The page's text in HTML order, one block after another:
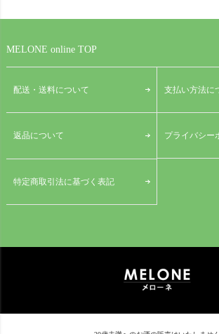
MELONE online TOP
配送・送料について 支払い方法に
返品について プライバシー
特定商取引法に基づく表記